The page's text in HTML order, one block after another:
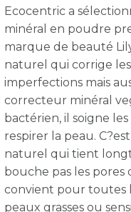
Ecocentric a
minéral en poudre
marque de beauté
naturel qui corrige
imperfections mais
correcteur minéral
bactérien, il soigne
respirer la peau.
naturel qui tient
bouche pas les pores
convient pour toutes
peaux grasses ou